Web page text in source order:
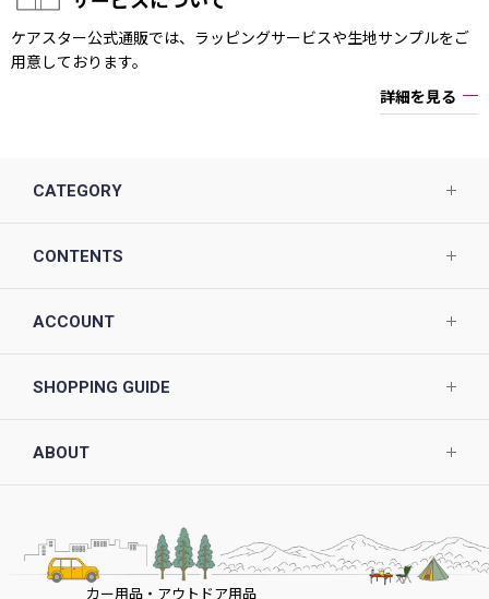
ケアスター公式通販では、ラッピングサービスや生地サンプルをご
用意しております。
詳細を見る
CATEGORY
CONTENTS
ACCOUNT
SHOPPING GUIDE
ABOUT
カー用品・アウトドア用品